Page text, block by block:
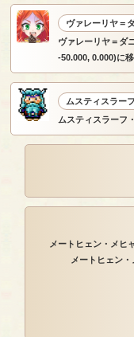
ヴァレーリヤ＝
ヴァレーリヤ＝ダ
-50.000, 0.000)に移
ムスティスラー
ムスティスラーフ
メートヒェン・メヒ
メートヒェン